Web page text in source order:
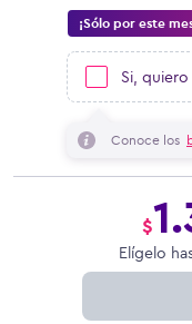
¡Sólo por este
Si,
Conoce los
$
Elígelo